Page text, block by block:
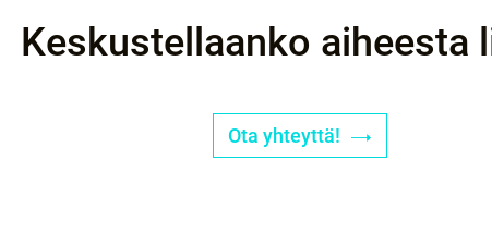
Keskustellaanko aiheesta
Ota yhteyttä!